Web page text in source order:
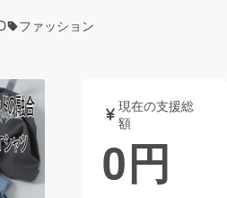
ジェット
書籍・雑誌
ファッション
現在の支援総
額
0円